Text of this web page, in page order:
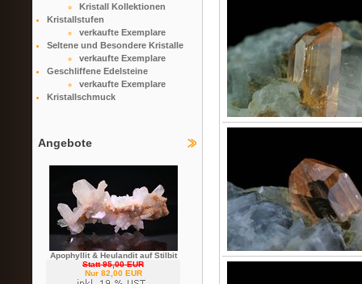
Kristall Kollektionen
Kristallstufen
verkaufte Exemplare
Seltene und Besondere Kristalle
verkaufte Exemplare
Geschliffene Edelsteine
verkaufte Exemplare
Kristallschmuck
Angebote
Apophyllit & Heulandit auf Stilbit
Statt 95,00 EUR
Nur 82,00 EUR